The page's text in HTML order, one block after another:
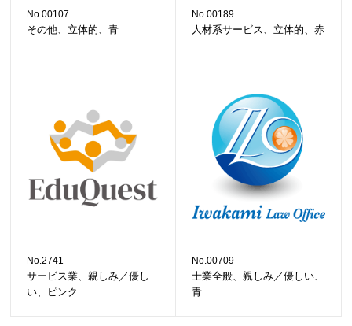
No.00107
その他、立体的、青
No.00189
人材系サービス、立体的、赤
No.2741
サービス業、親しみ／優し
い、ピンク
No.00709
士業全般、親しみ／優しい、
青